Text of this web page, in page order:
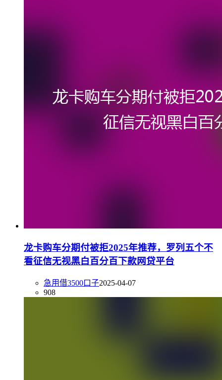
龙卡购车分期付被拒2025年推荐，罗列五个不
看征信无视黑白百分百下款网贷平台
急用借3500口子2025-04-07
908